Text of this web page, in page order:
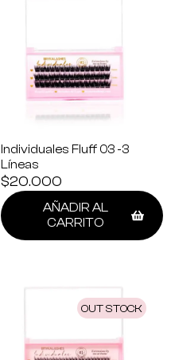
Individuales Fluff 03 -3
Líneas
$20.000
AÑADIR AL
CARRITO
OUT STOCK